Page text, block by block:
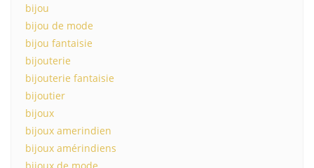
bijou
bijou de mode
bijou fantaisie
bijouterie
bijouterie fantaisie
bijoutier
bijoux
bijoux amerindien
bijoux amérindiens
bijoux de mode